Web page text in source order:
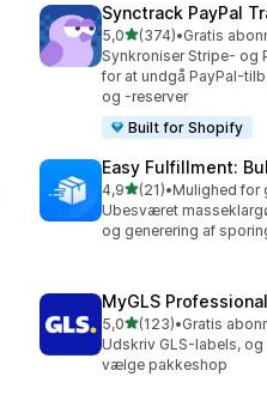
Synctrack PayPal
5,0ud af 5 stjerner
(374)
374 anmeldelser i alt
•
Synkroniser Stripe- og
for at undgå PayPal-
og -reserver
Built for Shopify
Easy Fulfillment:
4,9ud af 5 stjerner
(21)
21 anmeldelser i alt
•
Ubesværet
og generering af
MyGLS Professional
5,0ud af 5 stjerner
(123)
123 anmeldelser i alt
•
Udskriv GLS-labels, og
vælge pakkeshop